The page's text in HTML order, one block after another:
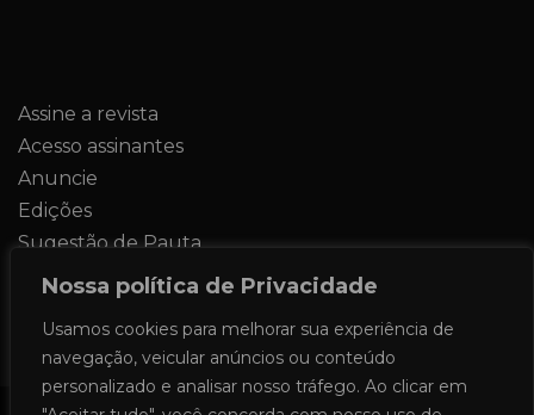
Nossa política de Privacidade
Usamos cookies para melhorar sua experiência de
navegação, veicular anúncios ou conteúdo
personalizado e analisar nosso tráfego. Ao clicar em
Assine a revista
Acesso assinantes
Anuncie
Edições
Sugestão de Pauta
Contato